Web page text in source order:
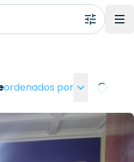
ordenados por